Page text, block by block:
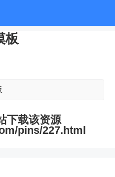
板
下载该资源
pins/227.html